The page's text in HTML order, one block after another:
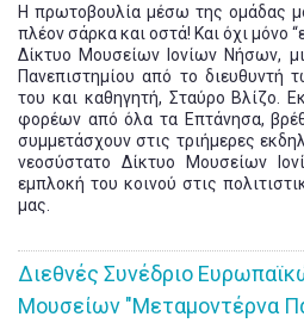
Η πρωτοβουλία μέσω της ομάδας
πλέον σάρκα και οστά! Και όχι μόνο
Δίκτυο Μουσείων Ιονίων Νήσων,
Πανεπιστημίου από το
του και καθηγητή, Σταύρο Βλίζο.
φορέων από όλα τα Επτάνησα,
συμμετάσχουν στις τριήμερες
νεοσύστατο Δίκτυο Μουσείων
εμπλοκή του κοινού στις
μας.
Διεθνές Συνέδριο
Μουσείων "Μεταμοντέρνα